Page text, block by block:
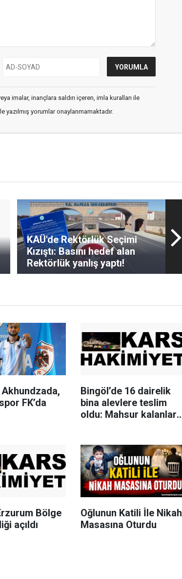
imalar, inançlara saldırı içeren, imla kuralları ile
yazılmış yorumlar onaylanmamaktadır.
KAÜ'de Rektörlük Seçimi
Kızıştı: Basını hedef alan
Rektörlük yanlış yaptı!
FK’da
Bingöl’de 16 dairelik
bina alevlere teslim
oldu: Mahsur kalanları
Bölge
açıldı
Oğlunun Katili İle Nikah
Masasına Oturdu